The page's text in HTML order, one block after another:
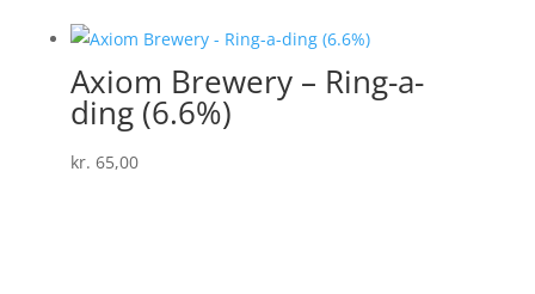
Axiom Brewery – Ring-a-
ding (6.6%)
kr. 65,00